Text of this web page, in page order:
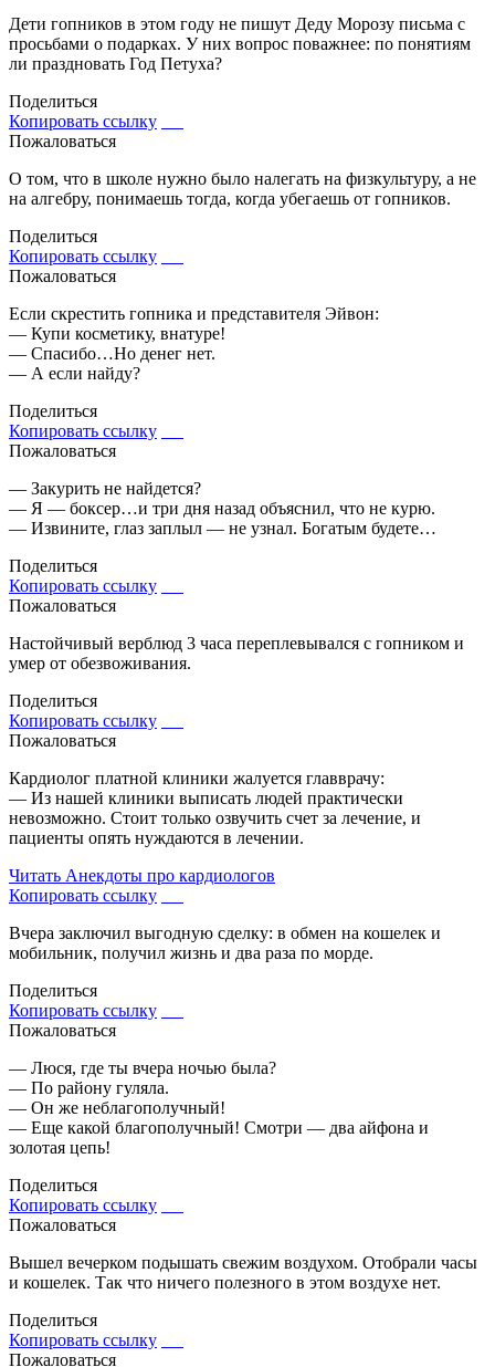
Дети гопников в этом году не пишут Деду Морозу письма с
просьбами о подарках. У них вопрос поважнее: по понятиям
ли праздновать Год Петуха?
Поделиться
Копировать ссылку
Пожаловаться
О том, что в школе нужно было налегать на физкультуру, а не
на алгебру, понимаешь тогда, когда убегаешь от гопников.
Поделиться
Копировать ссылку
Пожаловаться
Если скрестить гопника и представителя Эйвон:
— Купи косметику, внатуре!
— Спасибо…Но денег нет.
— А если найду?
Поделиться
Копировать ссылку
Пожаловаться
— Закурить не найдется?
— Я — боксер…и три дня назад объяснил, что не курю.
— Извините, глаз заплыл — не узнал. Богатым будете…
Поделиться
Копировать ссылку
Пожаловаться
Настойчивый верблюд 3 часа переплевывался с гопником и
умер от обезвоживания.
Поделиться
Копировать ссылку
Пожаловаться
Кардиолог платной клиники жалуется главврачу:
— Из нашей клиники выписать людей практически
невозможно. Стоит только озвучить счет за лечение, и
пациенты опять нуждаются в лечении.
Читать Анекдоты про кардиологов
Копировать ссылку
Вчера заключил выгодную сделку: в обмен на кошелек и
мобильник, получил жизнь и два раза по морде.
Поделиться
Копировать ссылку
Пожаловаться
— Люся, где ты вчера ночью была?
— По району гуляла.
— Он же неблагополучный!
— Еще какой благополучный! Смотри — два айфона и
золотая цепь!
Поделиться
Копировать ссылку
Пожаловаться
Вышел вечерком подышать свежим воздухом. Отобрали часы
и кошелек. Так что ничего полезного в этом воздухе нет.
Поделиться
Копировать ссылку
Пожаловаться